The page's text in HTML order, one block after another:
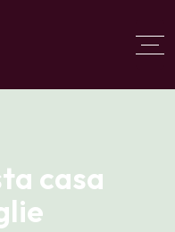
del
casa